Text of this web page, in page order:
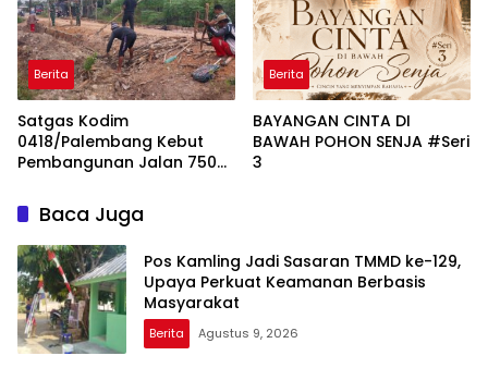
Berita
Satgas Kodim
0418/Palembang Kebut
Pembangunan Jalan 750
Berita
BAYANGAN CINTA DI
BAWAH POHON SENJA #Seri
3
Baca Juga
Pos Kamling Jadi Sasaran TMMD ke-129,
Upaya Perkuat Keamanan Berbasis
Masyarakat
Berita Agustus 9, 2026